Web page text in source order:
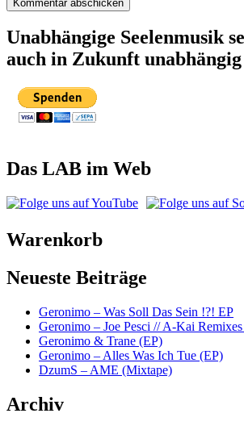
Unabhängige Seelenmusik
auch in Zukunft
Das LAB im Web
Warenkorb
Neueste Beiträge
Geronimo – Was Soll Das Sein !?! EP
Geronimo – Joe Pesci // A-Kai
Geronimo & Trane (EP)
Geronimo – Alles Was Ich Tue (EP)
DzumS – AME (Mixtape)
Archiv